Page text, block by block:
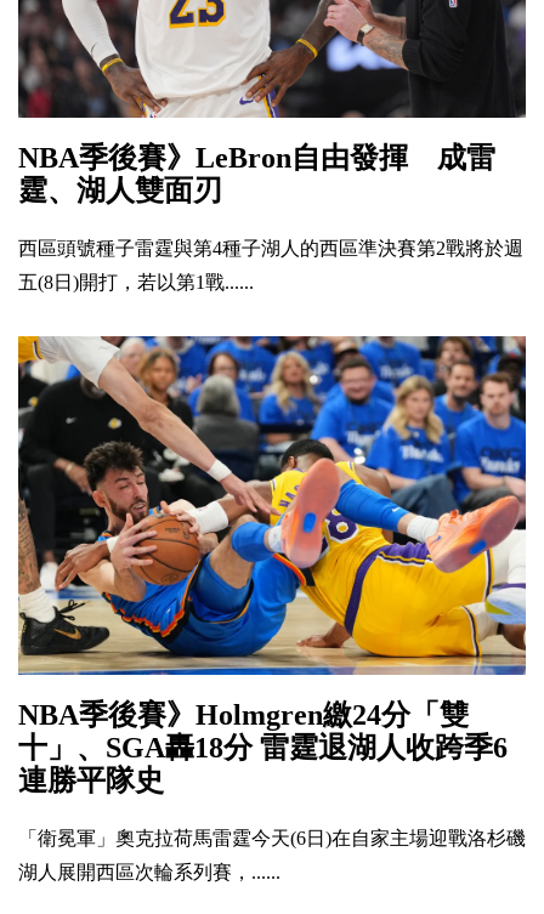
NBA季後賽》LeBron自由發揮 成雷
霆、湖人雙面刃
西區頭號種子雷霆與第4種子湖人的西區準決賽第2戰將於週
五(8日)開打，若以第1戰......
NBA季後賽》Holmgren繳24分「雙
十」、SGA轟18分 雷霆退湖人收跨季6
連勝平隊史
「衛冕軍」奧克拉荷馬雷霆今天(6日)在自家主場迎戰洛杉磯
湖人展開西區次輪系列賽，......